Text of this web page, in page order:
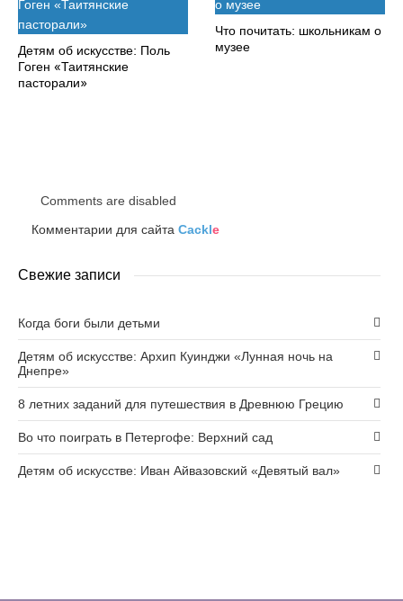
Детям об искусстве: Поль
Гоген «Таитянские
пасторали»
Что почитать: школьникам о
музее
Comments are disabled
Комментарии для сайта Cackle
Свежие записи
Когда боги были детьми
Детям об искусстве: Архип Куинджи «Лунная ночь на
Днепре»
8 летних заданий для путешествия в Древнюю Грецию
Во что поиграть в Петергофе: Верхний сад
Детям об искусстве: Иван Айвазовский «Девятый вал»